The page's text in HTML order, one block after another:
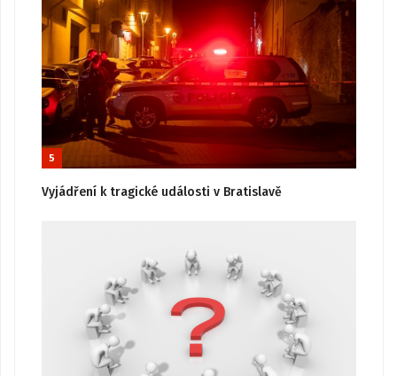
5
Vyjádření k tragické události v Bratislavě